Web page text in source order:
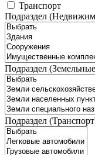
Транспорт
Подраздел
Подраздел
Подраздел